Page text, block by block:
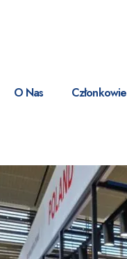
O Nas Członkowie